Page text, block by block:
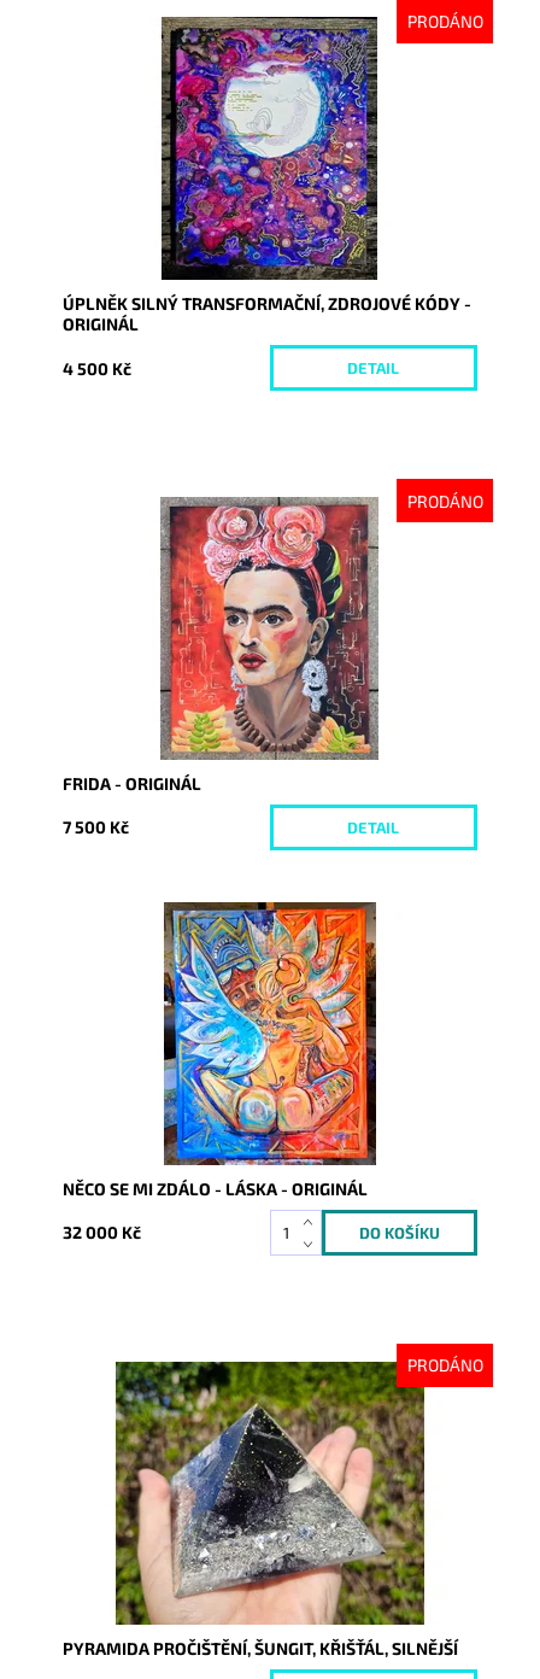
PRODÁNO
Vyprodáno
10223
ÚPLNĚK SILNÝ TRANSFORMAČNÍ, ZDROJOVÉ KÓDY -
ORIGINÁL
4 500 Kč DETAIL
PRODÁNO
Vyprodáno
9044
FRIDA - ORIGINÁL
7 500 Kč DETAIL
Skladem
10220
NĚCO SE MI ZDÁLO - LÁSKA - ORIGINÁL
32 000 Kč
PRODÁNO
Dostupnost:
Vyprodáno
10225
PYRAMIDA PROČIŠTĚNÍ, ŠUNGIT, KŘIŠŤÁL, SILNĚJŠÍ